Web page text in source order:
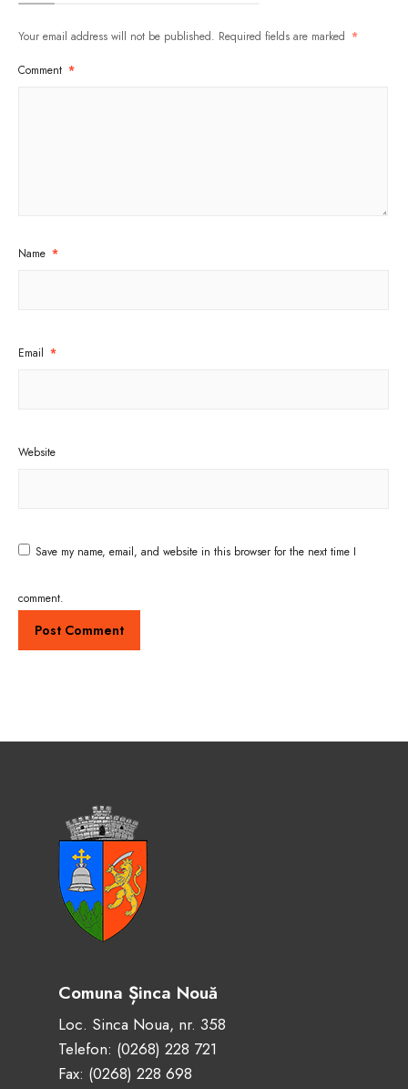
Your email address will not be published. Required fields are marked *
Comment *
Name *
Email *
Website
Save my name, email, and website in this browser for the next time I
comment.
Comuna Șinca Nouă
Loc. Sinca Noua, nr. 358
Telefon: (0268) 228 721
Fax: (0268) 228 698